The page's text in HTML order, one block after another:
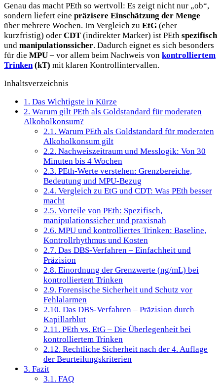
Genau das macht PEth so wertvoll: Es zeigt nicht nur „ob“,
sondern liefert eine präzisere Einschätzung der Menge
über mehrere Wochen. Im Vergleich zu EtG (eher
kurzfristig) oder CDT (indirekter Marker) ist PEth spezifisch
und manipulationssicher. Dadurch eignet es sich besonders
für die MPU – vor allem beim Nachweis von kontrolliertem
Trinken (kT) mit klaren Kontrollintervallen.
Inhaltsverzeichnis
1. Das Wichtigste in Kürze
2. Warum gilt PEth als Goldstandard für moderaten
Alkoholkonsum?
2.1. Warum PEth als Goldstandard für moderaten
Alkoholkonsum gilt
2.2. Nachweiszeitraum und Messlogik: Von 30
Minuten bis 4 Wochen
2.3. PEth-Werte verstehen: Grenzbereiche,
Bedeutung und MPU-Bezug
2.4. Vergleich zu EtG und CDT: Was PEth besser
macht
2.5. Vorteile von PEth: Spezifisch,
manipulationssicher und praxisnah
2.6. MPU und kontrolliertes Trinken: Baseline,
Kontrollrhythmus und Kosten
2.7. Das DBS-Verfahren – Einfachheit und
Präzision
2.8. Einordnung der Grenzwerte (ng/mL) bei
kontrolliertem Trinken
2.9. Forensische Sicherheit und Schutz vor
Fehlalarmen
2.10. Das DBS-Verfahren – Präzision durch
Kapillarblut
2.11. PEth vs. EtG – Die Überlegenheit bei
kontrolliertem Trinken
2.12. Rechtliche Sicherheit nach der 4. Auflage
der Beurteilungskriterien
3. Fazit
3.1. FAQ